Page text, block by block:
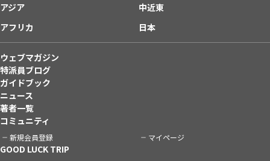
アジア
中近東
アフリカ
日本
ウェブマガジン
特派員ブログ
ガイドブック
ニュース
著者一覧
コミュニティ
新規会員登録 マイページ
GOOD LUCK TRIP